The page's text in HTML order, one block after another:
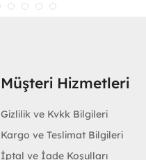
Müşteri Hizmetleri
Gizlilik ve Kvkk Bilgileri
Kargo ve Teslimat Bilgileri
İptal ve İade Koşulları